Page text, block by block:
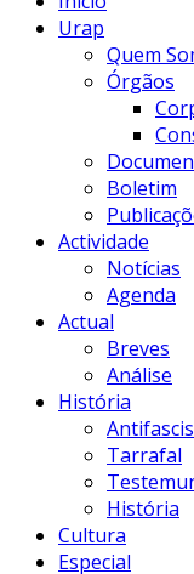
Urap
Quem
Órgãos
Boletim
Actividade
Notícias
Agenda
Actual
Breves
Análise
História
Tarrafal
História
Cultura
Especial